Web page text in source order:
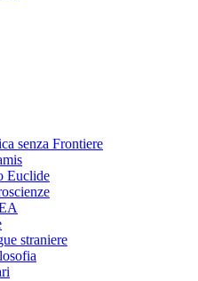
senza Frontiere
Euclide
straniere